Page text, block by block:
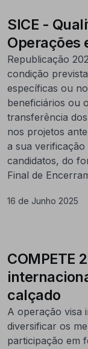
SICE -
Operações
Republicação
condição
específicas ou
beneficiários ou
transferência
nos projetos
a sua
candidatos, do
Final de
16 de Junho 2025
COMPETE
calçado
A operação visa
diversificar os
participação em